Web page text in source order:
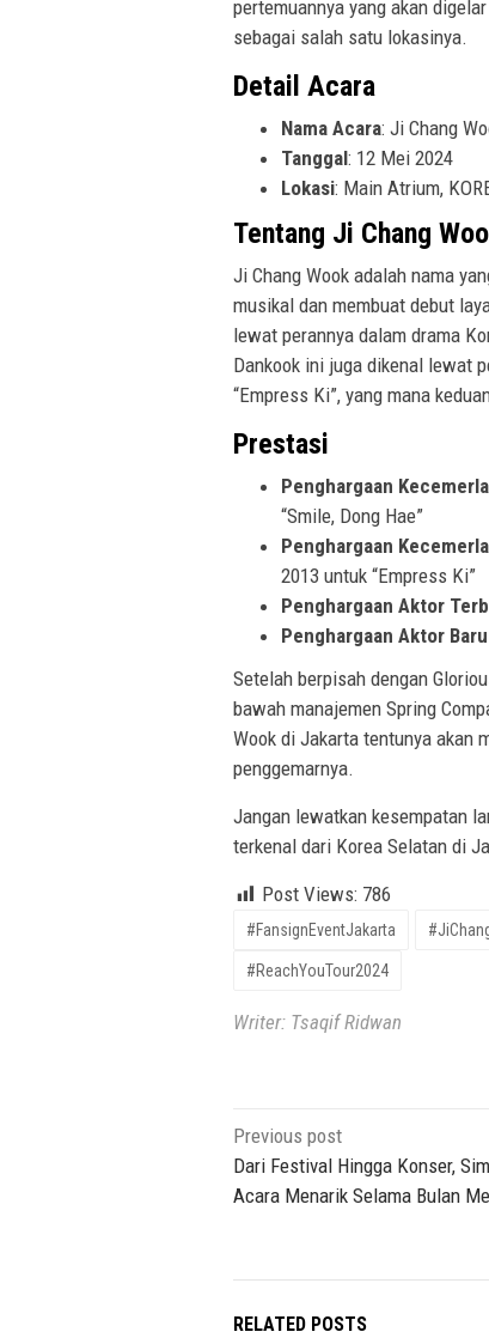
pertemuannya yang akan
sebagai salah satu lokasinya.
Detail Acara
Nama Acara: Ji Chang
Tanggal: 12 Mei 2024
Lokasi: Main Atrium,
Tentang Ji Chang
Ji Chang Wook adalah nama
musikal dan membuat debut
lewat perannya dalam drama
Dankook ini juga dikenal lewat
“Empress Ki”, yang mana
Prestasi
Penghargaan
“Smile, Dong Hae”
Penghargaan
2013 untuk “Empress Ki”
Penghargaan Aktor
Penghargaan Aktor
Setelah berpisah dengan
bawah manajemen Spring
Wook di Jakarta tentunya akan
penggemarnya.
Jangan lewatkan kesempatan
terkenal dari Korea Selatan di
Post Views: 786
#FansignEventJakarta
#ReachYouTour2024
Writer: Tsaqif Ridwan
Post
navigation
Previous post
Dari Festival Hingga Konser,
Acara Menarik Selama Bulan
RELATED POSTS